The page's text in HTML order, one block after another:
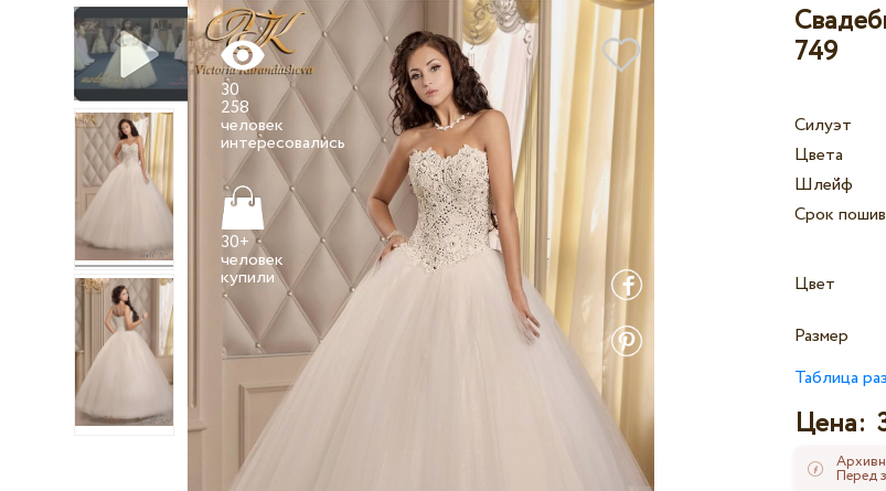
30
258
человек
30+
человек
купили
749
Силуэт
Цвета
Шлейф
Срок
Цвет
Размер
Таблица
Цена:
Перед